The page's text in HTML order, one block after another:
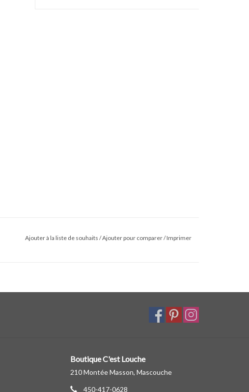
Ajouter à la liste de souhaits /Ajouter pour comparer/Imprimer
Boutique C'est Louche
210 Montée Masson, Mascouche
450-417-0628